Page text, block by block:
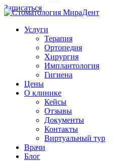
Записаться
Услуги
Терапия
Ортопедия
Хирургия
Имплантология
Гигиена
Цены
О клинике
Кейсы
Отзывы
Документы
Контакты
Виртуальный тур
Врачи
Блог